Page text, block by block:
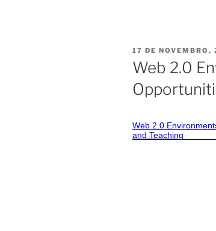
PUBLICADO
EM
17 DE NOVEMBRO,
Web 2.0
Web 2.0
and Teaching